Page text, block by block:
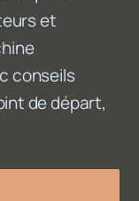
et
conseils
de départ,